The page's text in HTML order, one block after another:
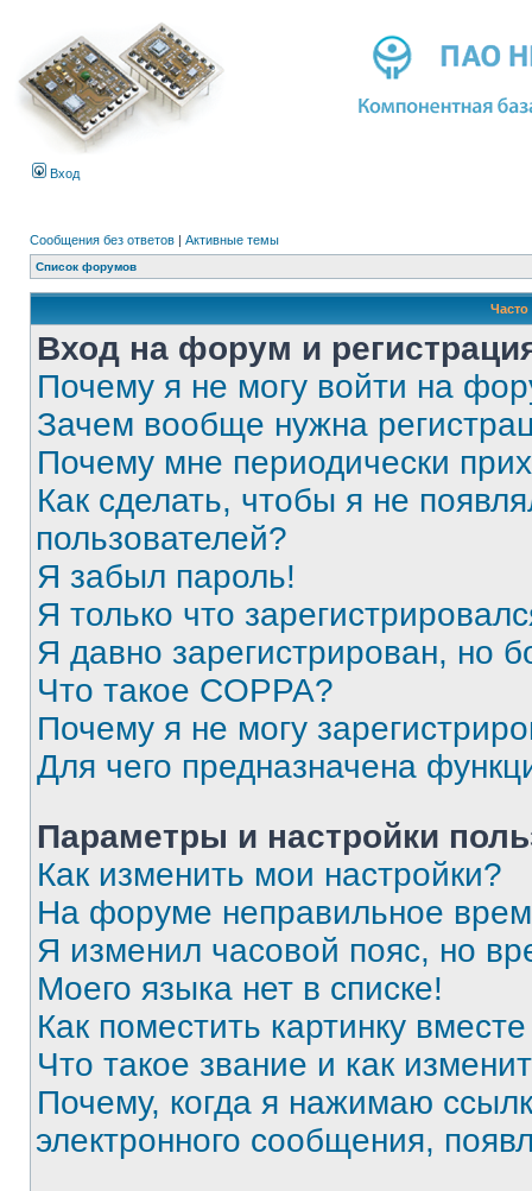
Вход
Сообщения без ответов | Активные темы
Список форумов
Вход на форум и
Почему я не могу войти на
Зачем вообще нужна
Почему мне периодически
Как сделать, чтобы я не
пользователей?
Я забыл пароль!
Я только что
Я давно зарегистрирован, но
Что такое COPPA?
Почему я не могу
Для чего предназначена
Параметры и настройки
Как изменить мои настройки?
На форуме неправильное
Я изменил часовой пояс, но
Моего языка нет в списке!
Как поместить картинку
Что такое звание и как
Почему, когда я нажимаю
электронного сообщения,